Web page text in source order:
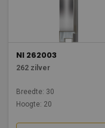
NI 262003
262 zilver
Breedte: 30
Hoogte: 20